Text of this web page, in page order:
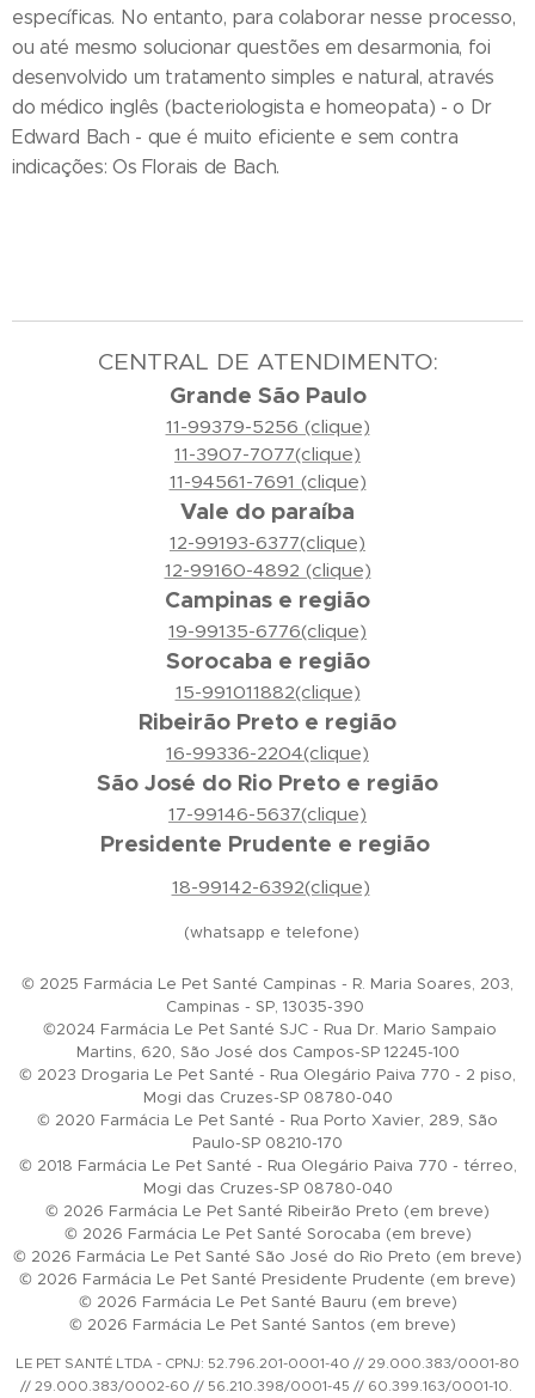
específicas. No entanto, para colaborar nesse processo,
ou até mesmo solucionar questões em desarmonia, foi
desenvolvido um tratamento simples e natural, através
do médico inglês (bacteriologista e homeopata) - o Dr
Edward Bach - que é muito eficiente e sem contra
indicações: Os Florais de Bach.
CENTRAL DE ATENDIMENTO:
Grande São Paulo
11-99379-5256 (clique)
11-3907-7077(clique)
11-94561-7691 (clique)
Vale do paraíba
12-99193-6377(clique)
12-99160-4892 (clique)
Campinas e região
19-99135-6776(clique)
Sorocaba e região
15-991011882(clique)
Ribeirão Preto e região
16-99336-2204(clique)
São José do Rio Preto e região
17-99146-5637(clique)
Presidente Prudente e região
18-99142-6392(clique)
(whatsapp e telefone)
© 2025 Farmácia Le Pet Santé Campinas - R. Maria Soares, 203,
Campinas - SP, 13035-390
©2024 Farmácia Le Pet Santé SJC - Rua Dr. Mario Sampaio
Martins, 620, São José dos Campos-SP 12245-100
© 2023 Drogaria Le Pet Santé - Rua Olegário Paiva 770 - 2 piso,
Mogi das Cruzes-SP 08780-040
© 2020 Farmácia Le Pet Santé - Rua Porto Xavier, 289, São
Paulo-SP 08210-170
© 2018 Farmácia Le Pet Santé - Rua Olegário Paiva 770 - térreo,
Mogi das Cruzes-SP 08780-040
© 2026 Farmácia Le Pet Santé Ribeirão Preto (em breve)
© 2026 Farmácia Le Pet Santé Sorocaba (em breve)
© 2026 Farmácia Le Pet Santé São José do Rio Preto (em breve)
© 2026 Farmácia Le Pet Santé Presidente Prudente (em breve)
© 2026 Farmácia Le Pet Santé Bauru (em breve)
© 2026 Farmácia Le Pet Santé Santos (em breve)
LE PET SANTÉ LTDA - CPNJ: 52.796.201-0001-40 // 29.000.383/0001-80
// 29.000.383/0002-60 // 56.210.398/0001-45 // 60.399.163/0001-10.